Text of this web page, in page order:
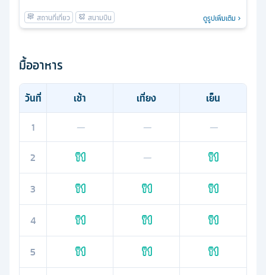
ดูรูปเพิ่มเติม
มื้ออาหาร
วันที่ เช้า เที่ยง
เย็น
1
— —
—
2
—
3
4
5